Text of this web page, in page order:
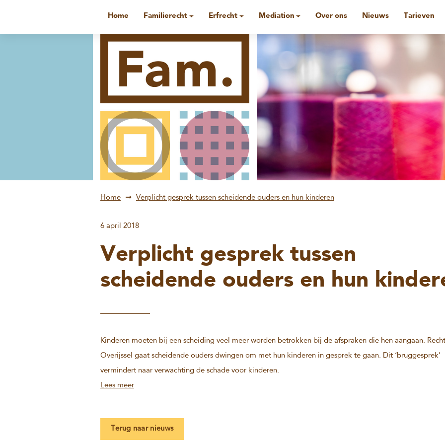
Home Familierecht Erfrecht Mediation Over ons Nieuws Tarieven
Home Verplicht gesprek tussen scheidende ouders en hun kinderen
6 april 2018
Verplicht gesprek tussen
scheidende ouders en hun
Kinderen moeten bij een scheiding veel meer worden betrokken bij de afspraken die hen aangaan.
Overijssel gaat scheidende ouders dwingen om met hun kinderen in gesprek te gaan. Dit ‘bruggesprek’
vermindert naar verwachting de schade voor kinderen.
Lees meer
Terug naar nieuws